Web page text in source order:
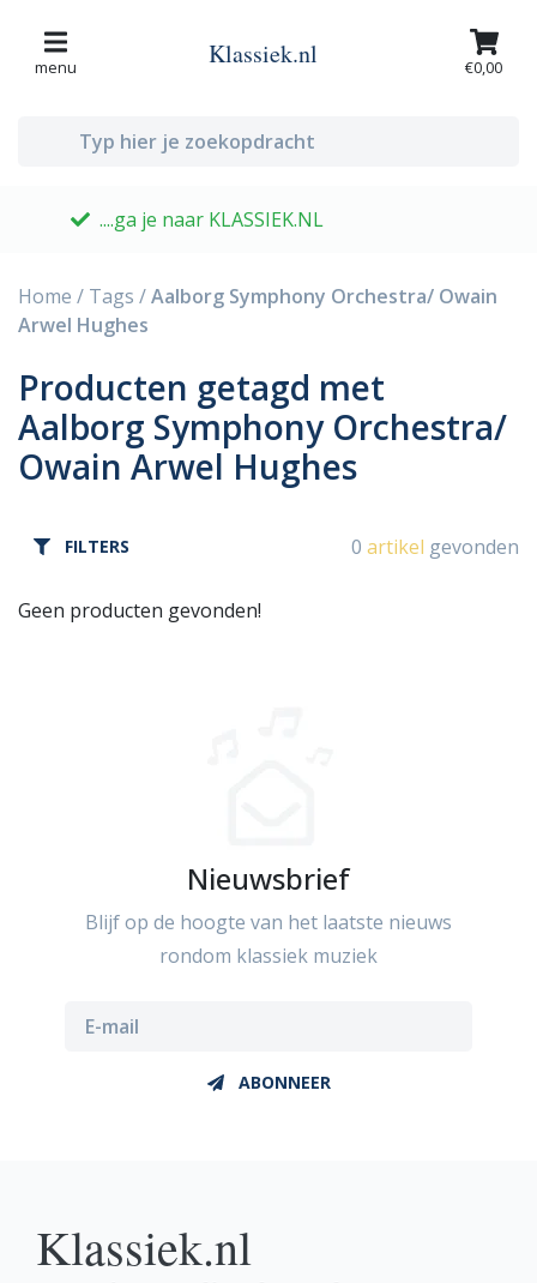
menu Klassiek.nl €0,00
....ga je naar KLASSIEK.NL
Home / Tags /Aalborg Symphony Orchestra/ Owain
Arwel Hughes
Producten getagd met
Aalborg Symphony Orchestra/
Owain Arwel Hughes
FILTERS 0 artikel gevonden
Geen producten gevonden!
Nieuwsbrief
Blijf op de hoogte van het laatste nieuws
rondom klassiek muziek
ABONNEER
Klassiek.nl